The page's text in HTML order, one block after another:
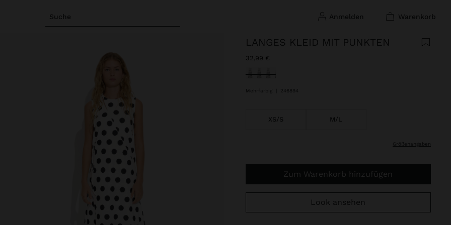
Suche anmelden warenkorb
LANGES KLEID MIT PUNKTEN
32,99 €
ausgewählt
Mehrfarbig 246894
XS/S M/L
größenangaben
Zum Warenkorb hinzufügen
Look ansehen